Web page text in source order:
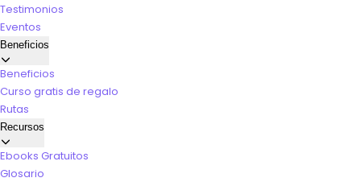
Testimonios
Eventos
Beneficios
Beneficios
Curso gratis de regalo
Rutas
Recursos
Ebooks Gratuitos
Glosario